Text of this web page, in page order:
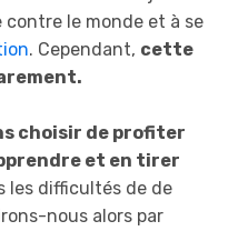
contre le monde et à se
. Cependant, cette
choisir de profiter
et en tirer
les difficultés de de
nous alors par